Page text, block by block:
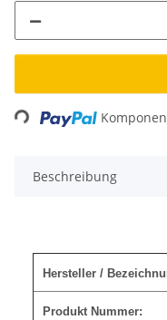
Beschreibung
Hersteller /
Produkt Nummer: